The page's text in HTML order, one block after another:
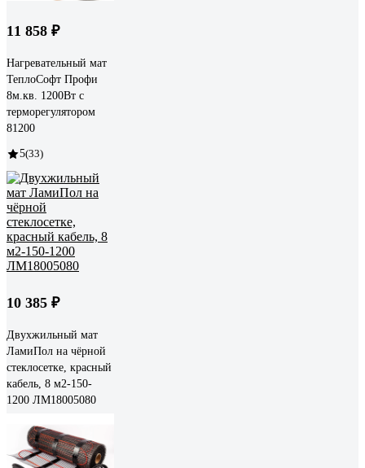
11 858 ₽
Нагревательный мат
ТеплоСофт Профи
8м.кв. 1200Вт с
терморегулятором
81200
5(33)
10 385 ₽
Двухжильный мат
ЛамиПол на чёрной
стеклосетке, красный
кабель, 8 м2-150-
1200 ЛМ18005080